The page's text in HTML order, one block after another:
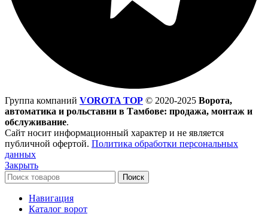
Группа компаний VOROTA TOP © 2020-2025 Ворота,
автоматика и рольставни в Тамбове: продажа, монтаж и
обслуживание.
Сайт носит информационный характер и не является
публичной офертой. Политика обработки персональных
данных
Закрыть
Поиск
Навигация
Каталог ворот